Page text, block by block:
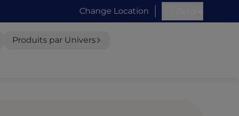
Change Location
Produits par Univers